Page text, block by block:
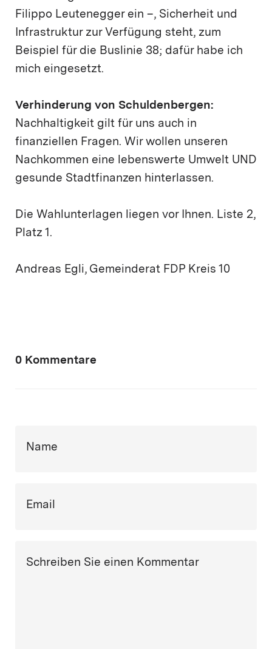
Filippo Leutenegger ein –, Sicherheit und
Infrastruktur zur Verfügung steht, zum
Beispiel für die Buslinie 38; dafür habe ich
mich eingesetzt.
Verhinderung von Schuldenbergen:
Nachhaltigkeit gilt für uns auch in
finanziellen Fragen. Wir wollen unseren
Nachkommen eine lebenswerte Umwelt UND
gesunde Stadtfinanzen hinterlassen.
Die Wahlunterlagen liegen vor Ihnen. Liste 2,
Platz 1.
Andreas Egli, Gemeinderat FDP Kreis 10
0 Kommentare
Name
Email
Schreiben Sie einen Kommentar